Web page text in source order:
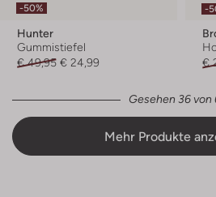
-50%
Hunter
Gummistiefel
€ 49,95 € 24,99
-
€
Gesehen 36 von
Mehr Produkte